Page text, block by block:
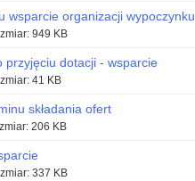
wsparcie organizacji wypoczynku
949 KB
przyjęciu dotacji - wsparcie
41 KB
składania ofert
206 KB
337 KB